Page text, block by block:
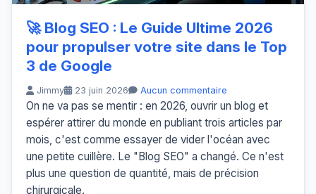
🚀 Blog SEO : Le Guide Ultime 2026
pour propulser votre site dans le Top
3 de Google
Jimmy 23 juin 2026 Aucun commentaire
On ne va pas se mentir : en 2026, ouvrir un blog et
espérer attirer du monde en publiant trois articles par
mois, c'est comme essayer de vider l'océan avec
une petite cuillère. Le "Blog SEO" a changé. Ce n'est
plus une question de quantité, mais de précision
chirurgicale.